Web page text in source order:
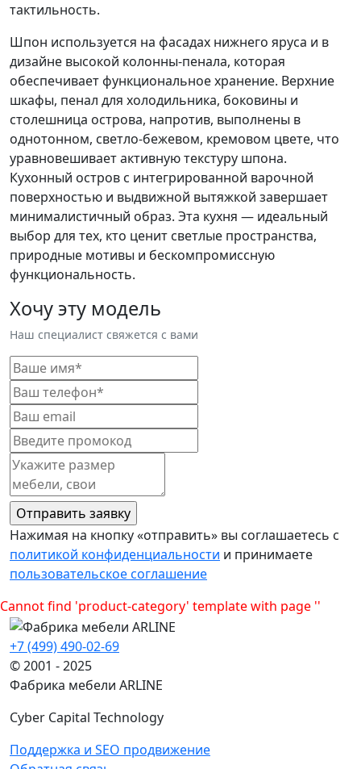
тактильность.
Шпон используется на фасадах нижнего яруса и в
дизайне высокой колонны-пенала, которая
обеспечивает функциональное хранение. Верхние
шкафы, пенал для холодильника, боковины и
столешница острова, напротив, выполнены в
однотонном, светло-бежевом, кремовом цвете, что
уравновешивает активную текстуру шпона.
Кухонный остров с интегрированной варочной
поверхностью и выдвижной вытяжкой завершает
минималистичный образ. Эта кухня — идеальный
выбор для тех, кто ценит светлые пространства,
природные мотивы и бескомпромиссную
функциональность.
Хочу эту модель
Наш специалист свяжется с вами
Нажимая на кнопку «отправить» вы соглашаетесь с
политикой конфиденциальности и принимаете
пользовательское соглашение
Cannot find 'product-category' template with page ''
+7 (499) 490-02-69
© 2001 - 2025
Фабрика мебели ARLINE
Cyber Capital Technology
Поддержка и SEO продвижение